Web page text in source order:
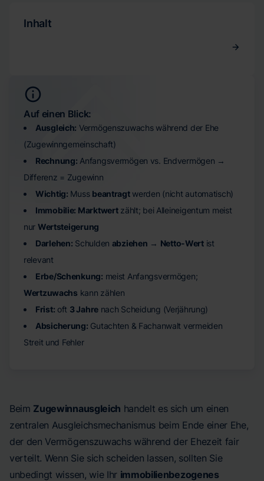
Inhalt
Auf einen Blick:
Ausgleich: Vermögenszuwachs während der Ehe
(Zugewinngemeinschaft)
Rechnung: Anfangsvermögen vs. Endvermögen →
Differenz = Zugewinn
Wichtig: Muss beantragtwerden (nicht automatisch)
Immobilie: Marktwertzählt; bei Alleineigentum meist
nur Wertsteigerung
Darlehen: Schulden abziehen → Netto-Wertist
relevant
Erbe/Schenkung: meist Anfangsvermögen;
Wertzuwachs kann zählen
Frist: oft 3 Jahrenach Scheidung (Verjährung)
Absicherung: Gutachten & Fachanwalt vermeiden
Streit und Fehler
Beim Zugewinnausgleich handelt es sich um einen
zentralen Ausgleichsmechanismus beim Ende einer Ehe,
der den Vermögenszuwachs während der Ehezeit fair
verteilt. Wenn Sie sich scheiden lassen, sollten Sie
unbedingt wissen, wie Ihr immobilienbezogenes